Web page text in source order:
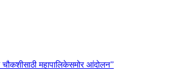
चौकशीसाठी महापालिकेसमोर आंदोलन”